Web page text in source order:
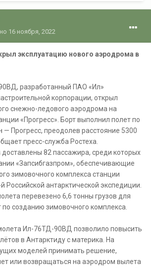
16 ноября, 2022
эксплуатацию нового аэродрома в
разработанный ПАО «Ил»
корпорации, открыл
снежно-ледового аэродрома на
«Прогресс». Борт выполнил полет по
— Прогресс, преодолев расстояние 5300
пресс-служба Ростеха.
82 пассажира, среди которых
«Запсибгазпром», обеспечивающие
зимовочного комплекса станции
Российской антарктической экспедиции.
перевезено 6,6 тонны грузов для
по созданию зимовочного комплекса.
Ил-76ТД-90ВД позволило повысить
в Антарктиду с материка. На
моделей принимать решение,
или возвращаться на аэродром вылета